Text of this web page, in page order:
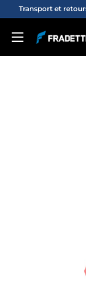
Passer
contenu
Transport et
Fradette
sport